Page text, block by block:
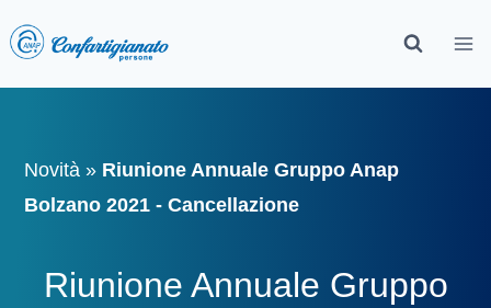
Novità » Riunione Annuale Gruppo Anap
Bolzano 2021 - Cancellazione
Riunione Annuale Gruppo